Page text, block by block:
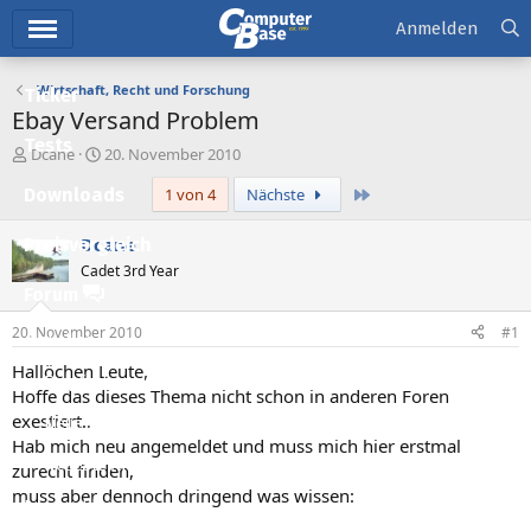
Ticker
Tests
Preisvergleich
Forum
Aktuelles
Empfohlene Inhalte
Neue Beiträge
Neueste Aktivitäten
Leserartikel
Anmelden
Wirtschaft, Recht und Forschung
Ebay Versand Problem
E
l
l
e
Dcane
E
e
l
l
a
m
20. November 2010
1 von 4
Nächste
Dcane
Cadet 3rd Year
20. November 2010 #1
Hallöchen Leute,
Hoffe das dieses Thema nicht schon in anderen Foren
exestiert..
Hab mich neu angemeldet und muss mich hier erstmal
zurecht finden,
muss aber dennoch dringend was wissen: